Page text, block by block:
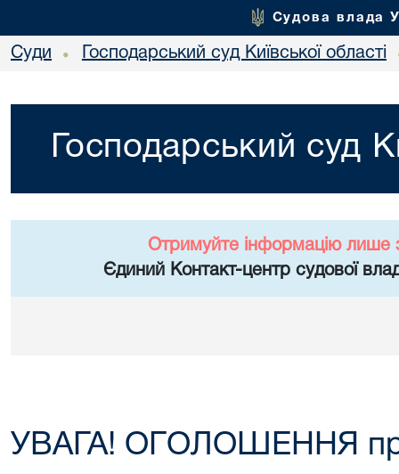
Судова влада
Суди • Господарський суд Київської області
Господарський суд
Отримуйте інформацію лише
Єдиний Контакт-центр судової
УВАГА! ОГОЛОШЕННЯ